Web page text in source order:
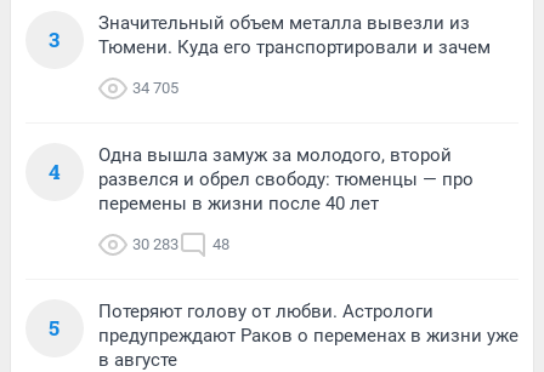
3
Значительный объем металла вывезли из
Тюмени. Куда его транспортировали и зачем
34 705
4
Одна вышла замуж за молодого, второй
развелся и обрел свободу: тюменцы — про
перемены в жизни после 40 лет
30 283 48
5
Потеряют голову от любви. Астрологи
предупреждают Раков о переменах в жизни уже
в августе